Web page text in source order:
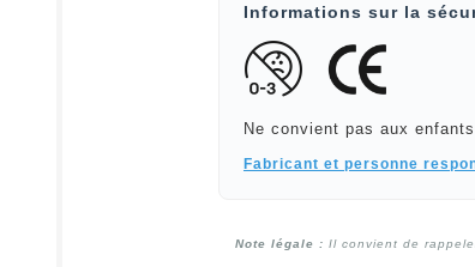
Informations sur la
Ne convient pas aux
Fabricant et personne
Note légale : Il convient de